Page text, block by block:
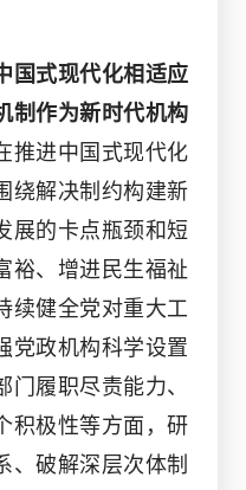
国式现代化相适应
制作为新时代机构
推进中国式现代化
绕解决制约构建新
展的卡点瓶颈和短
裕、增进民生福祉
续健全党对重大工
党政机构科学设置
履职尽责能力、
积极性等方面，研
、破解深层次体制